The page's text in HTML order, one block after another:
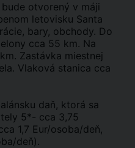
otvorený v máji
letovisku Santa
bary, obchody. Do
cca 55 km. Na
Zastávka miestnej
Vlaková stanica cca
daň, ktorá sa
5*- cca 3,75
1,7 Eur/osoba/deň,
deň).